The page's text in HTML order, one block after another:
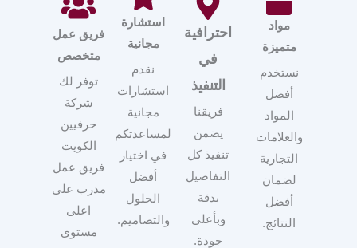
مواد
متميزة
نستخدم
أفضل
المواد
والعلامات
التجارية
لضمان
أفضل
النتائج.
احترافية
في
التنفيذ
فريقنا
يضمن
تنفيذ كل
التفاصيل
بدقة
وبأعلى
جودة.
استشارة
مجانية
نقدم
استشارات
مجانية
لمساعدتكم
في اختيار
أفضل
الحلول
والتصاميم.
فريق عمل
متخصص
توفر لك
شركة
حرفيين
الكويت
فريق عمل
مدرب على
اعلى
مستوى